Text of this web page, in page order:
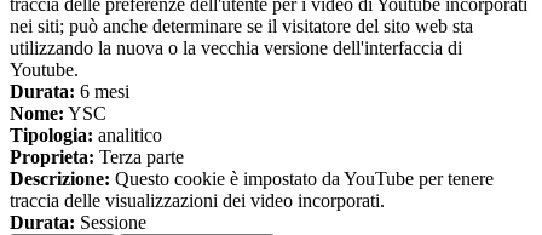
traccia delle preferenze dell'utente per i video di Youtube incorporati
nei siti; può anche determinare se il visitatore del sito web sta
utilizzando la nuova o la vecchia versione dell'interfaccia di
Youtube.
Durata: 6 mesi
Nome: YSC
Tipologia: analitico
Proprieta: Terza parte
Descrizione: Questo cookie è impostato da YouTube per tenere
traccia delle visualizzazioni dei video incorporati.
Durata: Sessione